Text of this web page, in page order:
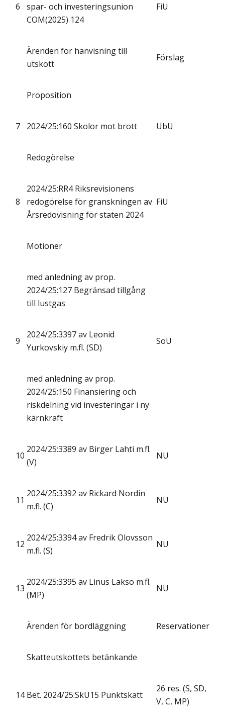
6
spar- och investeringsunion
COM(2025) 124
FiU
Ärenden för hänvisning till
utskott
Förslag
Proposition
7 2024/25:160 Skolor mot brott UbU
Redogörelse
8
2024/25:RR4 Riksrevisionens
redogörelse för granskningen av
Årsredovisning för staten 2024
FiU
Motioner
med anledning av prop.
2024/25:127 Begränsad tillgång
till lustgas
9
2024/25:3397 av Leonid
Yurkovskiy m.fl. (SD)
SoU
med anledning av prop.
2024/25:150 Finansiering och
riskdelning vid investeringar i ny
kärnkraft
10
2024/25:3389 av Birger Lahti m.fl.
(V)
NU
11
2024/25:3392 av Rickard Nordin
m.fl. (C)
NU
12
2024/25:3394 av Fredrik Olovsson
m.fl. (S)
NU
13
2024/25:3395 av Linus Lakso m.fl.
(MP)
NU
Ärenden för bordläggning Reservationer
Skatteutskottets betänkande
14 Bet. 2024/25:SkU15 Punktskatt
26 res. (S, SD,
V, C, MP)